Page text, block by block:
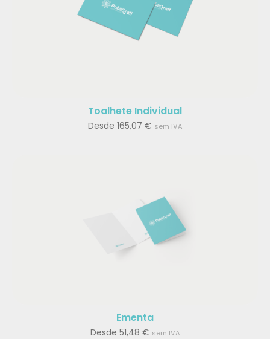
Toalhete Individual
Desde 165,07 € sem IVA
Ementa
Desde 51,48 € sem IVA